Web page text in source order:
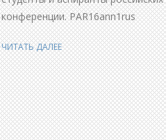
конференции. PAR16ann1rus
ЧИТАТЬ ДАЛЕЕ